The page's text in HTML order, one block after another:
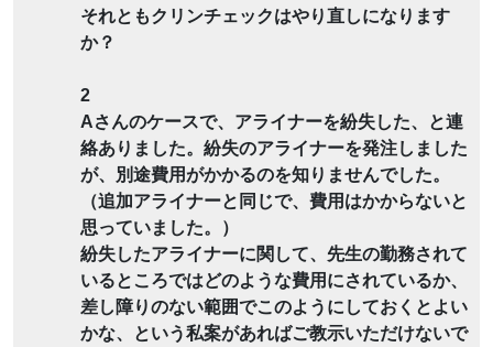
それともクリンチェックはやり直しになります
か？
2
Aさんのケースで、アライナーを紛失した、と連
絡ありました。紛失のアライナーを発注しました
が、別途費用がかかるのを知りませんでした。
（追加アライナーと同じで、費用はかからないと
思っていました。）
紛失したアライナーに関して、先生の勤務されて
いるところではどのような費用にされているか、
差し障りのない範囲でこのようにしておくとよい
かな、という私案があればご教示いただけないで